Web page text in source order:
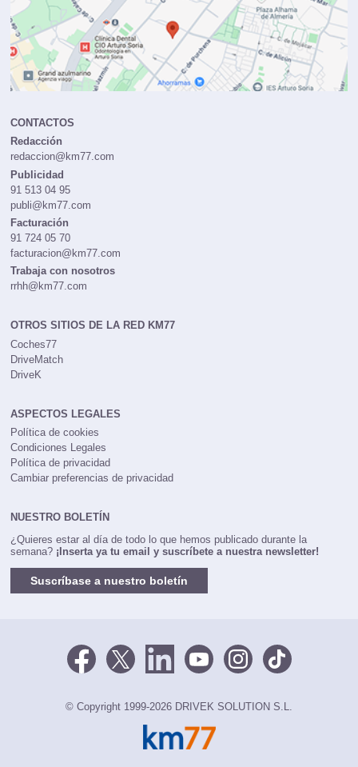
CONTACTOS
Redacción
redaccion@km77.com
Publicidad
91 513 04 95
publi@km77.com
Facturación
91 724 05 70
facturacion@km77.com
Trabaja con nosotros
rrhh@km77.com
OTROS SITIOS DE LA RED KM77
Coches77
DriveMatch
DriveK
ASPECTOS LEGALES
Política de cookies
Condiciones Legales
Política de privacidad
Cambiar preferencias de privacidad
NUESTRO BOLETÍN
¿Quieres estar al día de todo lo que hemos publicado durante la
semana? ¡Inserta ya tu email y suscríbete a nuestra newsletter!
Suscríbase a nuestro boletín
© Copyright 1999-2026 DRIVEK SOLUTION S.L.